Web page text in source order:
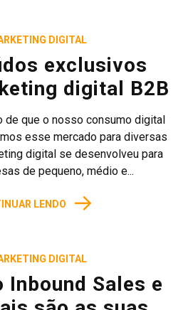
DIGITAL
exclusivos
digital B2B
de que o nosso consumo digital
esse mercado para diversas
digital se desenvolveu para
de pequeno, médio e...
LENDO →
DIGITAL
Inbound Sales e